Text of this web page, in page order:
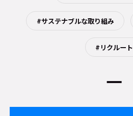
#サステナブルな取り組み
#リクルート